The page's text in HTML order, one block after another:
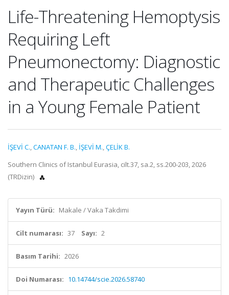
Life-Threatening Hemoptysis
Requiring Left
Pneumonectomy: Diagnostic
and Therapeutic Challenges
in a Young Female Patient
İŞEVİ C.,CANATAN F. B., İŞEVİ M.,ÇELİK B.
Southern Clinics of Istanbul Eurasia, cilt.37, sa.2, ss.200-203, 2026
(TRDizin)
Yayın Türü: Makale / Vaka Takdimi
Cilt numarası: 37 Sayı: 2
Basım Tarihi: 2026
Doi Numarası: 10.14744/scie.2026.58740